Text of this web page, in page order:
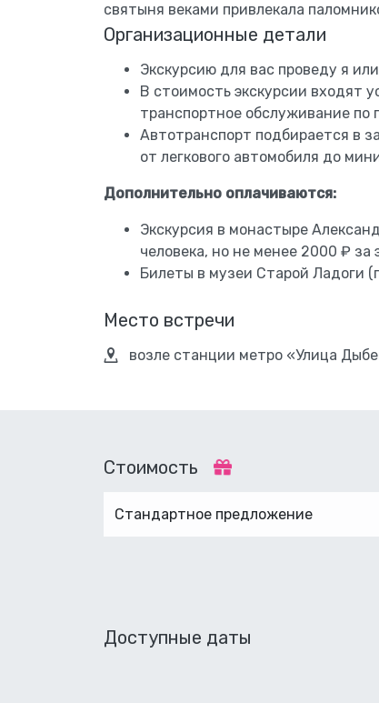
святыня веками привлекала
Организационные детали
Экскурсию для вас проведу я
В стоимость экскурсии входят
транспортное обслуживание по
Автотранспорт подбирается в
от легкового автомобиля до
Дополнительно оплачиваются:
Экскурсия в монастыре
человека, но не менее 2000 ₽ за
Билеты в музеи Старой Ладоги
Место встречи
возле станции метро «Улица
Стоимость
Стандартное предложение
Доступные даты